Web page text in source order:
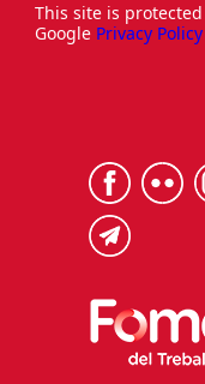
This site is protected
Google Privacy Policy